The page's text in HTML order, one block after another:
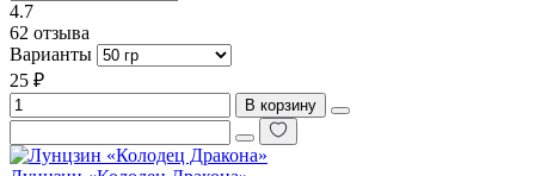
4.7
62 отзыва
Варианты
25 ₽
В корзину